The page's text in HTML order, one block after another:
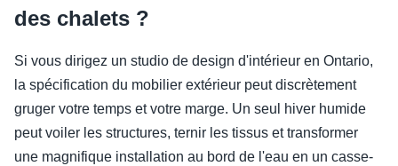
des chalets ?
Si vous dirigez un studio de design d'intérieur en Ontario,
la spécification du mobilier extérieur peut discrètement
gruger votre temps et votre marge. Un seul hiver humide
peut voiler les structures, ternir les tissus et transformer
une magnifique installation au bord de l'eau en un casse-